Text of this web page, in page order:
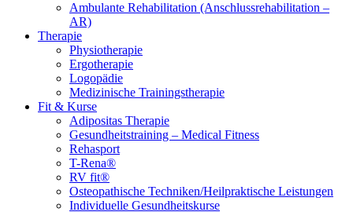
Ambulante Rehabilitation (Anschlussrehabilitation –
AR)
Therapie
Physiotherapie
Ergotherapie
Logopädie
Medizinische Trainingstherapie
Fit & Kurse
Adipositas Therapie
Gesundheitstraining – Medical Fitness
Rehasport
T-Rena®
RV fit®
Osteopathische Techniken/Heilpraktische Leistungen
Individuelle Gesundheitskurse